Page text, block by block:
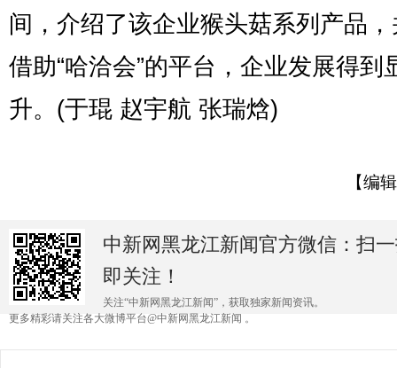
间，介绍了该企业猴头菇系列产品
借助“哈洽会”的平台，企业发展得到
升。(于琨 赵宇航 张瑞焓)
【编
中新网黑龙江新闻官方微信：扫
即关注！
关注“中新网黑龙江新闻”，获取独家新闻资讯。
更多精彩请关注各大微博平台@中新网黑龙江新闻 。